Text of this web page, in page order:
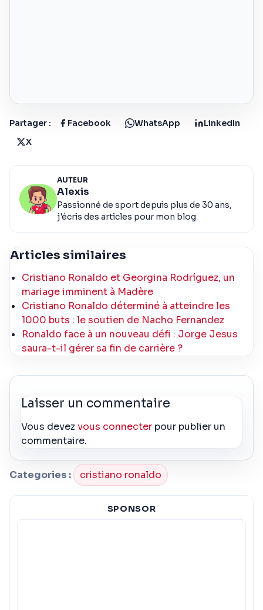
Partager : Facebook WhatsApp
LinkedIn
X
AUTEUR
Alexis
Passionné de sport depuis plus de 30 ans,
j'écris des articles pour mon blog
Articles similaires
Cristiano Ronaldo et Georgina Rodríguez, un
mariage imminent à Madère
Cristiano Ronaldo déterminé à atteindre les
1000 buts : le soutien de Nacho Fernandez
Ronaldo face à un nouveau défi : Jorge Jesus
saura-t-il gérer sa fin de carrière ?
Laisser un commentaire
Vous devezvous connecter pour publier un
commentaire.
Categories : cristiano ronaldo
SPONSOR